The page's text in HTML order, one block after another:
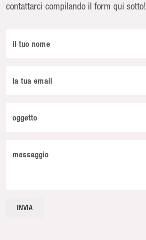
contattarci compilando il form qui sotto!
il tuo nome
la tua email
oggetto
messaggio